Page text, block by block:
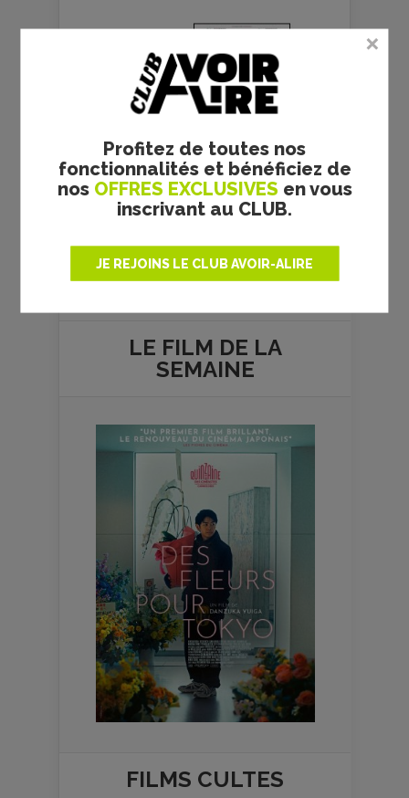
Profitez de toutes nos
fonctionnalités et bénéficiez de
nos OFFRES EXCLUSIVES en vous
inscrivant au CLUB.
JE REJOINS LE CLUB AVOIR-ALIRE
Plus de films
LE FILM DE LA
SEMAINE
FILMS CULTES